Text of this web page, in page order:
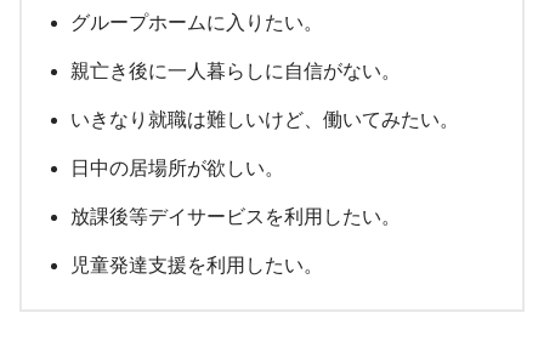
グループホームに入りたい。
親亡き後に一人暮らしに自信がない。
いきなり就職は難しいけど、働いてみたい。
日中の居場所が欲しい。
放課後等デイサービスを利用したい。
児童発達支援を利用したい。